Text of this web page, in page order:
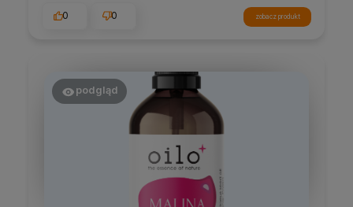
0
0 zobacz produkt
podgląd